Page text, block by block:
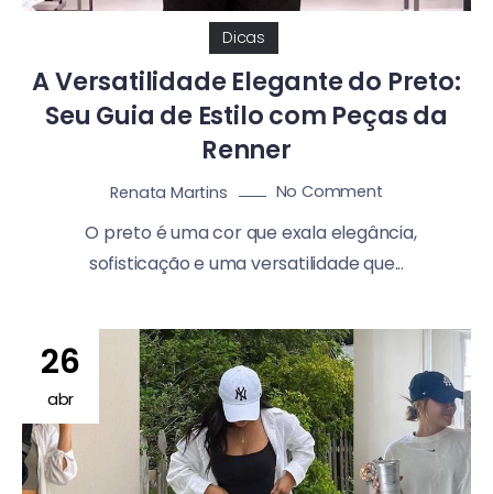
Dicas
A Versatilidade Elegante do Preto:
Seu Guia de Estilo com Peças da
Renner
Renata Martins No Comment
O preto é uma cor que exala elegância,
sofisticação e uma versatilidade que...
26
abr